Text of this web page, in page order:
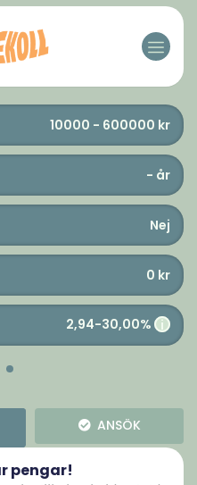
10000 - 600000 kr
- år
Nej
0 kr
2,94-30,00% i
ANSÖK
pengar!